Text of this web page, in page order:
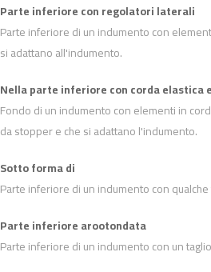
Parte inferiore con regolatori laterali
Parte inferiore di un indumento con
si adattano all'indumento.
Nella parte inferiore con corda elastica
Fondo di un indumento con elementi in
da stopper e che si adattano l'indumento.
Sotto forma di
Parte inferiore di un indumento con
Parte inferiore arootondata
Parte inferiore di un indumento con un